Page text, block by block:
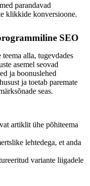
parandavad
klikkide konversioone.
SEO
alla, tugevdades
asemel seovad
ja boonuslehed
ja toetab paremate
seas.
artiklit ühe põhiteema
lehtedega, et anda
variante liigadele